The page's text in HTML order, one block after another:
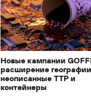
Новые кампании
расширение
неописанные TTP и
контейнеры